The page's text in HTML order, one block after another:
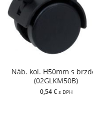
Náb. kol. H50mm s
(02GLKM50B)
0,54 € s DPH